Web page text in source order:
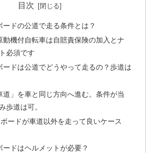
目次
ドの公道で走る条件とは？
機付自転車は自賠責保険の加入とナ
必須です
ドは公道でどうやって走るの？歩道は
」を車と同じ方向へ進む。条件が当
歩道は可。
ードが車道以外を走って良いケース
ドはヘルメットが必要？